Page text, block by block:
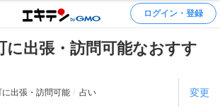
ログイン・登録
に出張・訪問可能なおすす
出張・訪問可能 占い 変更